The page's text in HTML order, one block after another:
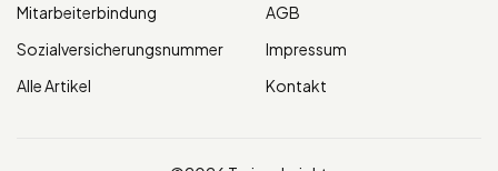
Mitarbeiterbindung
Sozialversicherungsnummer
Alle Artikel
AGB
Impressum
Kontakt